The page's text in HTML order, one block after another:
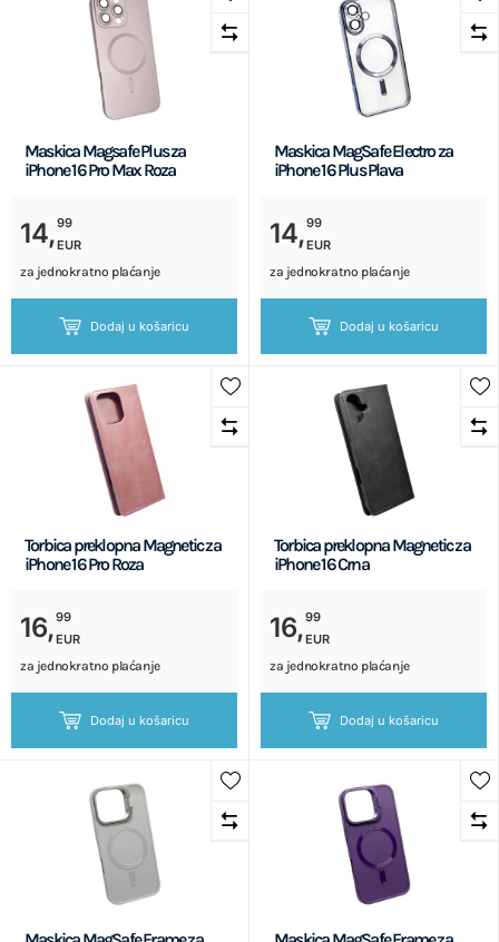
Maskica Magsafe Plus za
iPhone 16 Pro Max Roza
14,99
EUR
za jednokratno plaćanje
Dodaj u košaricu
Maskica MagSafe Electro za
iPhone 16 Plus Plava
14,99
EUR
za jednokratno plaćanje
Dodaj u košaricu
Torbica preklopna Magnetic za
iPhone 16 Pro Roza
16,99
EUR
za jednokratno plaćanje
Dodaj u košaricu
Torbica preklopna Magnetic za
iPhone 16 Crna
16,99
EUR
za jednokratno plaćanje
Dodaj u košaricu